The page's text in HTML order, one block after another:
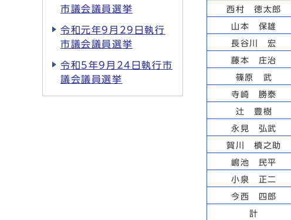
西村 徳太郎
山本 保雄
長谷川 宏
藤本 庄治
篠原 武
寺崎 勝泰
辻 豊樹
永見 弘武
賀川 槙之助
嶋池 民平
小泉 正二
今西 四郎
計
市議会議員選挙
令和元年9月29日執行
市議会議員選挙
令和5年9月24日執行市
議会議員選挙